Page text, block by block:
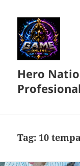
Hero
Tag: 10